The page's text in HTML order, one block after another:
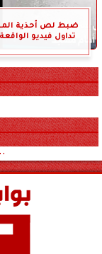
ضبط لص أحذية
تداول فيديو